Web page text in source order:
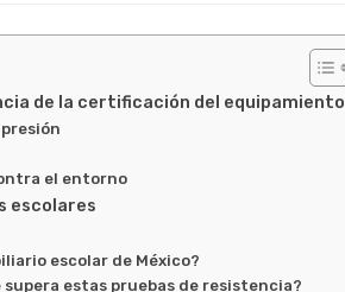
de la certificación del equipamiento
el entorno
escolares
escolar de México?
estas pruebas de resistencia?